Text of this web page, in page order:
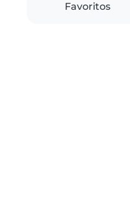
Favoritos